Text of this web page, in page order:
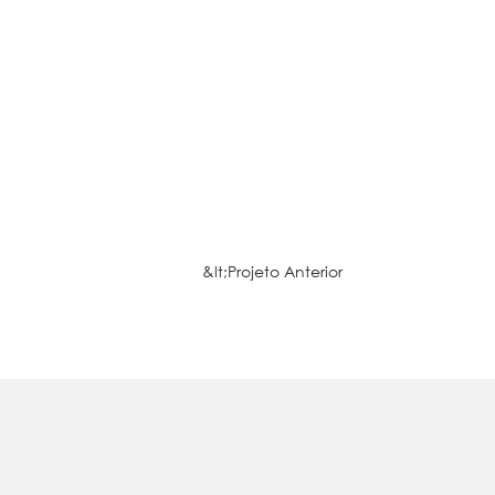
&lt;Projeto Anterior